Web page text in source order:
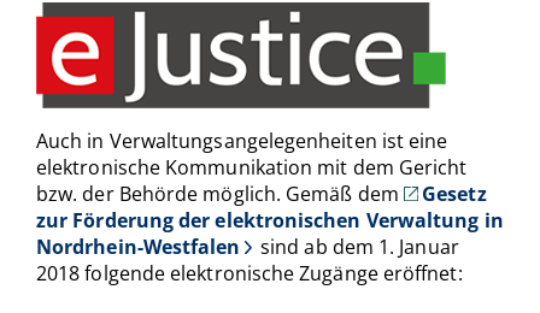
Auch in Verwaltungsangelegenheiten ist eine
elektronische Kommunikation mit dem Gericht
bzw. der Behörde möglich. Gemäß dem
Gesetz
zur Förderung der elektronischen Verwaltung in
Nordrhein-Westfalen
sind ab dem 1. Januar
2018 folgende elektronische Zugänge eröffnet: